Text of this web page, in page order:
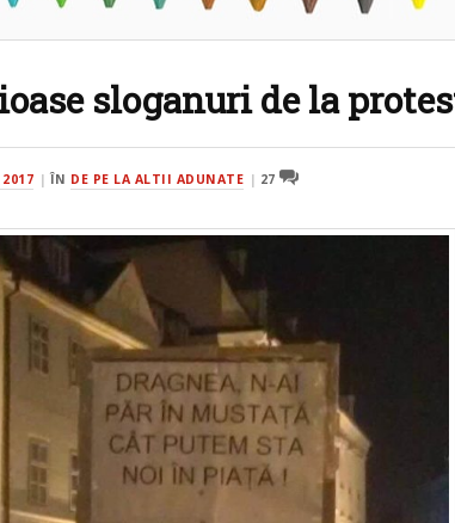
sloganuri de la
2017 ÎN DE PE LA ALTII ADUNATE 27